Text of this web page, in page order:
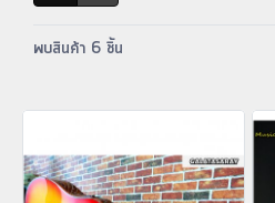
พบสินค้า 6 ชิ้น